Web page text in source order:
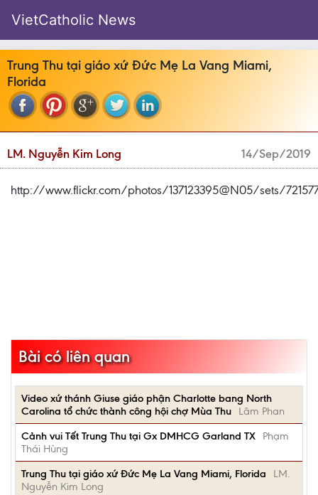
VietCatholic News
Trung Thu tại giáo xứ Đức Mẹ La Vang Miami,
Florida
LM. Nguyễn Kim Long 14/Sep/2019
http://www.flickr.com/photos/137123395@N05/sets/
Bài có liên quan
Video xứ thánh Giuse giáo phận Charlotte bang North
Carolina tổ chức thành công hội chợ Mùa Thu
Lâm Phan
Cảnh vui Tết Trung Thu tại Gx DMHCG Garland TX
Phạm
Thái Hùng
Trung Thu tại giáo xứ Đức Mẹ La Vang Miami, Florida
LM.
Nguyễn Kim Long